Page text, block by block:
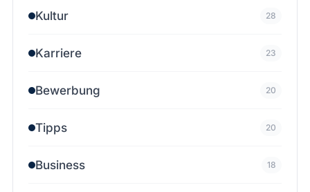
Kultur 28
Karriere 23
Bewerbung 20
Tipps 20
Business 18